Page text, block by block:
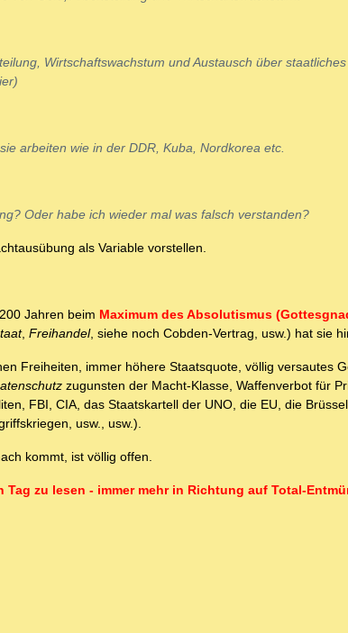
Wirtschaftswachstum und Austausch über
arbeiten wie in der DDR, Kuba, Nordkorea etc.
Oder habe ich wieder mal was falsch verstanden?
als Variable vorstellen.
Jahren beim Maximum des Absolutismus
, Freihandel, siehe noch Cobden-Vertrag, usw.) hat sie
Freiheiten, immer höhere Staatsquote, völlig versautes
zugunsten der Macht-Klasse, Waffenverbot für
FBI, CIA, das Staatskartell der UNO, die EU, die
usw., usw.).
kommt, ist völlig offen.
Tag zu lesen - immer mehr in Richtung auf Total-